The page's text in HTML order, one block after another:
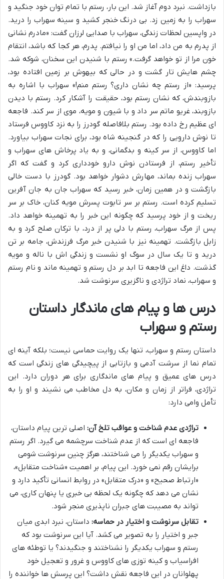
بازداشت. نبرد دوم آغاز شد. این بار، رستم با تمام توان خود جنگید و
سهراب را به زمین زد. بی درنگ خنجر کشید و سینه سهراب را درید.
در واپسین لحظات زندگی، سهراب با صدایی لرزان گفت: «مادرم نشانی
از پدرم به من داد، اما من او را نیافتم. پدرم، هر کجا که باشد، انتقام
خون مرا از تو خواهد گرفت.» رستم با شنیدن این سخنان، شوکه شد.
چشم هایش تار گشت و در حالی که بیهوش بر زمین افتاده بود،
پرسید: «از رستم چه نشان داری؟ رستم منم!» سهراب با اشاره به
بازوبندش، که نشان رستم بود، حقیقت را آشکار کرد. رستم با دیدن
بازوبند، غریو ماتم سر داد و با شیون و مویه، موی از سر کند. فاجعه
ای عظیم رخ داده بود. رستم بلافاصله گودرز را به نزد کاووس فرستاد
تا نوش دارویی را که در گنجینه شاه بود، برای نجات سهراب بیاورد.
اما کاووس، از سر کینه و بدگمانی، و به یاد پرخاش های سهراب و
تأخیر رستم، از فرستادن نوش دارو خودداری کرد و گفت که اگر
سهراب زنده بماند، مهارش دشوار خواهد بود. گودرز با دست خالی
بازگشت و در همین زمان، خبر رسید که سهراب جان به جان آفرین
تسلیم کرده است. رستم بر سر تابوت پسرش مویه کنان، خاک بر سر
ریخت و از خود پرسید که چگونه این خبر را به تهمینه خواهد داد.
پس از مرگ سهراب، رستم با دلی پر از درد، با ترکان صلح کرد و به
زابل بازگشت. تهمینه نیز با شنیدن خبر مرگ فرزندش، جامه بر تن
درید و تا یک سال در سوگ او نشست و زندگی اش با ناله و مویه
گذشت. داغ این فاجعه تا ابد بر دل رستم و تهمینه ماند و نام رستم
و سهراب، نماد تراژدی و ناگزیری سرنوشت شد.
درس ها و پیام های ماندگار داستان
رستم و سهراب
داستان رستم و سهراب، تنها یک روایت حماسی نیست؛ بلکه آینه ای
تمام نما از سرشت آدمی و بازتابی از پیچیدگی های زندگی است که
درس های عمیق و پیام های ماندگاری برای هر دوران دارد. این
تراژدی، فراتر از زمان و مکان، به دل مخاطب می نشیند و او را به
تأمل وامی دارد:
تراژدی عدم شناخت و عواقب تلخ آن: اصلی ترین پیام داستان،
فاجعه ای است که از عدم شناخت سرچشمه می گیرد. اگر رستم
و سهراب یکدیگر را می شناختند، هرگز چنین سرنوشت شومی
برایشان رقم نمی خورد. این پیام، بر اهمیت «شناخت متقابل»،
«ارتباط صحیح» و «درک متقابل» در روابط انسانی تأکید دارد و
نشان می دهد که چگونه یک لحظه بی خبری یا پنهان کاری، می
تواند به مصیبت های جبران ناپذیری منجر شود.
تقابل سرنوشت و اختیار در حماسه: داستان، نبرد ابدی میان
جبر و اختیار را به تصویر می کشد. آیا این سرنوشت بود که
رستم و سهراب یکدیگر را نشناختند و جنگیدند؟ یا توطئه های
افراسیاب و کینه توزی های کاووس و غرور و تعجیل خود
پهلوانان در این فاجعه نقش داشت؟ این پرسش ها خواننده را